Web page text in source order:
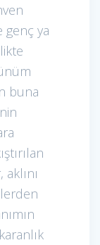
genç ya
buna